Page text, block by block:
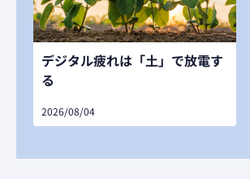
デジタル疲れは「土」で放電す
る
2026/08/04